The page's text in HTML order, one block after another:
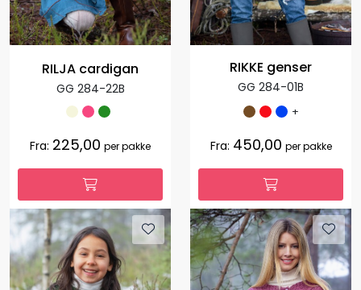
RILJA cardigan
GG 284-22B
Fra: 225,00 per pakke
RIKKE genser
GG 284-01B
+
Fra: 450,00 per pakke